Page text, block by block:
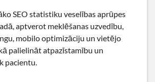
SEO statistiku veselības aprūpes
aptverot meklēšanas uzvedību,
mobilo optimizāciju un vietējo
palielināt atpazīstamību un
pacientu.